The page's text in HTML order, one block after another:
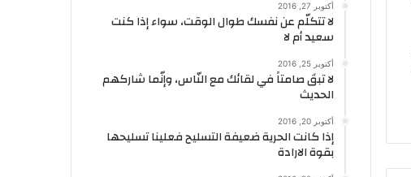
أكتوبر 27, 2016
لا تتكلّم عن نفسك طوال الوقت، سواء إذا كنت
سعيد أم لا
أكتوبر 25, 2016
لا تبقَ صامتاً في لقائك مع النّاس، وإنّما شاركهم
الحديث
أكتوبر 20, 2016
إذا كانت الحرية ضعيفة التسليح فعلينا تسليحها
بقوة الارادة